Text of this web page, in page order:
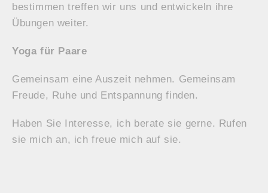
bestimmen treffen wir uns und entwickeln ihre
Übungen weiter.
Yoga für Paare
Gemeinsam eine Auszeit nehmen. Gemeinsam
Freude, Ruhe und Entspannung finden.
Haben Sie Interesse, ich berate sie gerne. Rufen
sie mich an, ich freue mich auf sie.